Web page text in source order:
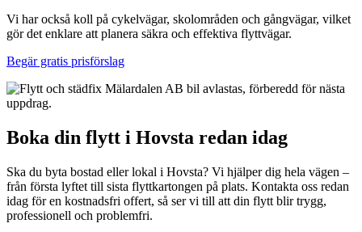
Vi har också koll på cykelvägar, skolområden och gångvägar, vilket
gör det enklare att planera säkra och effektiva flyttvägar.
Begär gratis prisförslag
Boka din flytt i Hovsta redan idag
Ska du byta bostad eller lokal i Hovsta? Vi hjälper dig hela vägen –
från första lyftet till sista flyttkartongen på plats. Kontakta oss redan
idag för en kostnadsfri offert, så ser vi till att din flytt blir trygg,
professionell och problemfri.